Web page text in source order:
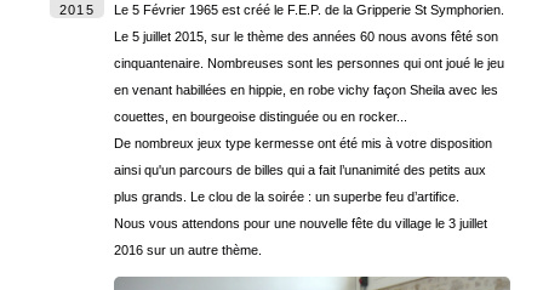
2015
Le 5 Février 1965 est créé le F.E.P. de la Gripperie St Symphorien.
Le 5 juillet 2015, sur le thème des années 60 nous avons fêté son
cinquantenaire. Nombreuses sont les personnes qui ont joué le jeu
en venant habillées en hippie, en robe vichy façon Sheila avec les
couettes, en bourgeoise distinguée ou en rocker...
De nombreux jeux type kermesse ont été mis à votre disposition
ainsi qu'un parcours de billes qui a fait l’unanimité des petits aux
plus grands. Le clou de la soirée : un superbe feu d’artifice.
Nous vous attendons pour une nouvelle fête du village le 3 juillet
2016 sur un autre thème.